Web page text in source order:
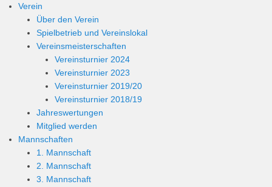
Verein
Über den Verein
Spielbetrieb und Vereinslokal
Vereinsmeisterschaften
Vereinsturnier 2024
Vereinsturnier 2023
Vereinsturnier 2019/20
Vereinsturnier 2018/19
Jahreswertungen
Mitglied werden
Mannschaften
1. Mannschaft
2. Mannschaft
3. Mannschaft